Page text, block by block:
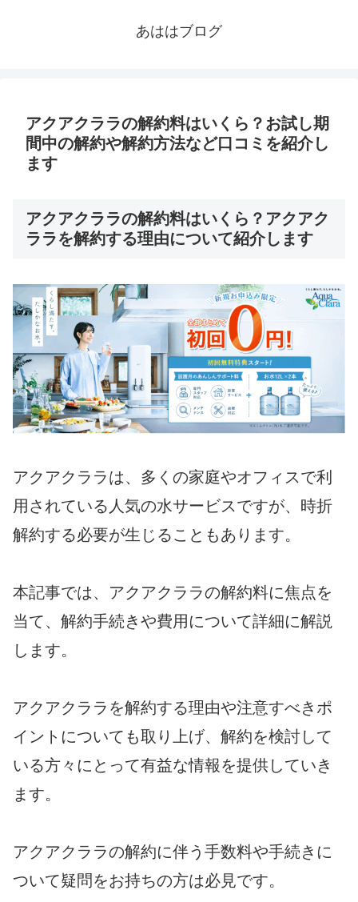
あははブログ
アクアクララの解約料はいくら？お試し期
間中の解約や解約方法など口コミを紹介し
ます
アクアクララの解約料はいくら？アクアク
ララを解約する理由について紹介します
アクアクララは、多くの家庭やオフィスで利
用されている人気の水サービスですが、時折
解約する必要が生じることもあります。
本記事では、アクアクララの解約料に焦点を
当て、解約手続きや費用について詳細に解説
します。
アクアクララを解約する理由や注意すべきポ
イントについても取り上げ、解約を検討して
いる方々にとって有益な情報を提供していき
ます。
アクアクララの解約に伴う手数料や手続きに
ついて疑問をお持ちの方は必見です。